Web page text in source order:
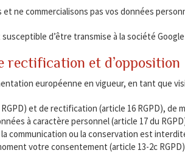
ne commercialisons pas vos données
d’être transmise à la société
rectification et d’opposition
européenne en vigueur, en tant que
et de rectification (article 16 RGPD),
à caractère personnel (article 17 du
communication ou la conservation est
votre consentement (article 13-2c RGPD)